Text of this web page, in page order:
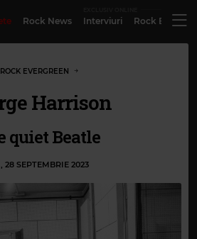
Rock News Interviuri Rock
ROCK EVERGREEN
Harrison
quiet Beatle
28 SEPTEMBRIE 2023